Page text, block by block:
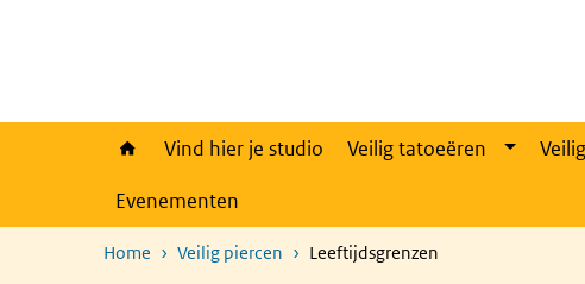
Vind hier je studio Veilig tatoeëren
Evenementen
Home Veilig piercen Leeftijdsgrenzen